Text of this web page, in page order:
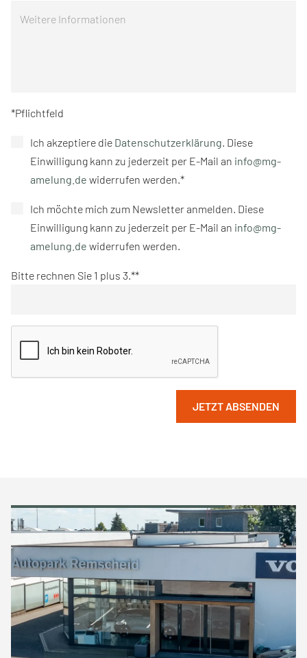
*Pflichtfeld
Ich akzeptiere die Datenschutzerklärung . Diese
Einwilligung kann zu jederzeit per E-Mail an info@mg-
amelung.de widerrufen werden.*
Ich möchte mich zum Newsletter anmelden. Diese
Einwilligung kann zu jederzeit per E-Mail an info@mg-
amelung.de widerrufen werden.
Bitte rechnen Sie 1 plus 3.*
JETZT ABSENDEN